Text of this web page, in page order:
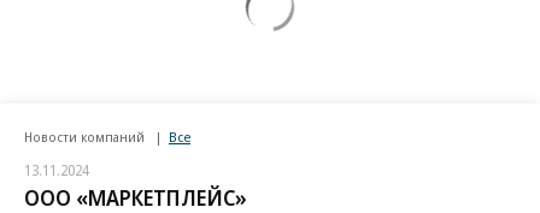
Новости компаний Все
13.11.2024
ООО «МАРКЕТПЛЕЙС»